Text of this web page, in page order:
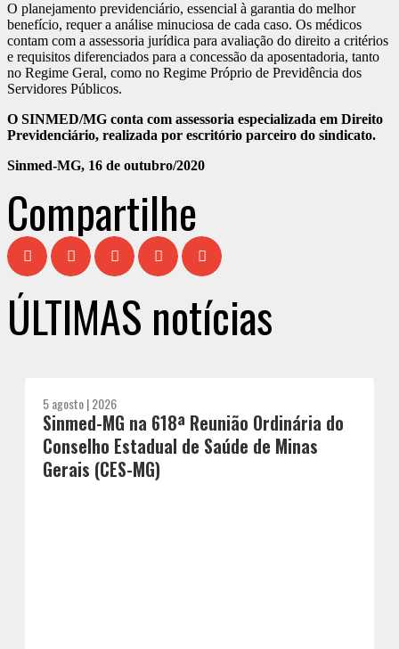
O planejamento previdenciário, essencial à garantia do melhor
benefício, requer a análise minuciosa de cada caso. Os médicos
contam com a assessoria jurídica para avaliação do direito a critérios
e requisitos diferenciados para a concessão da aposentadoria, tanto
no Regime Geral, como no Regime Próprio de Previdência dos
Servidores Públicos.
O SINMED/MG conta com assessoria especializada em Direito
Previdenciário, realizada por escritório parceiro do sindicato.
Sinmed-MG, 16 de outubro/2020
Compartilhe
ÚLTIMAS notícias
5 agosto | 2026
Sinmed-MG na 618ª Reunião Ordinária do
Conselho Estadual de Saúde de Minas
Gerais (CES-MG)